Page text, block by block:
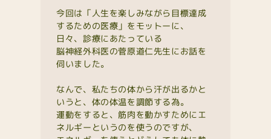
今回は「人生を楽しみながら目標達成
するための医療」をモットーに、
日々、診療にあたっている
脳神経外科医の菅原道仁先生にお話を
伺いました。
なんで、私たちの体から汗が出るかと
いうと、体の体温を調節する為。
運動をすると、筋肉を動かすためにエ
ネルギーというのを使うのですが、